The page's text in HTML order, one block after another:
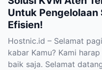
Untuk Pengelolaan
Efisien!
Hostnic.id – Selamat
kabar Kamu? Kami
baik saja. Selamat